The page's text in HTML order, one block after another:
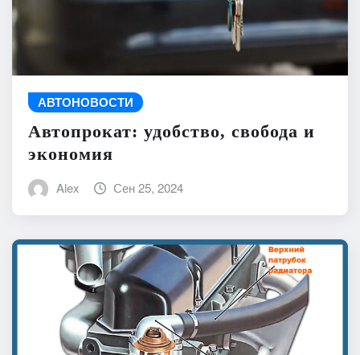
АВТОНОВОСТИ
Автопрокат: удобство, свобода и
экономия
Alex Сен 25, 2024